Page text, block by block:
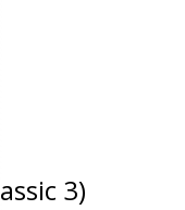
3)